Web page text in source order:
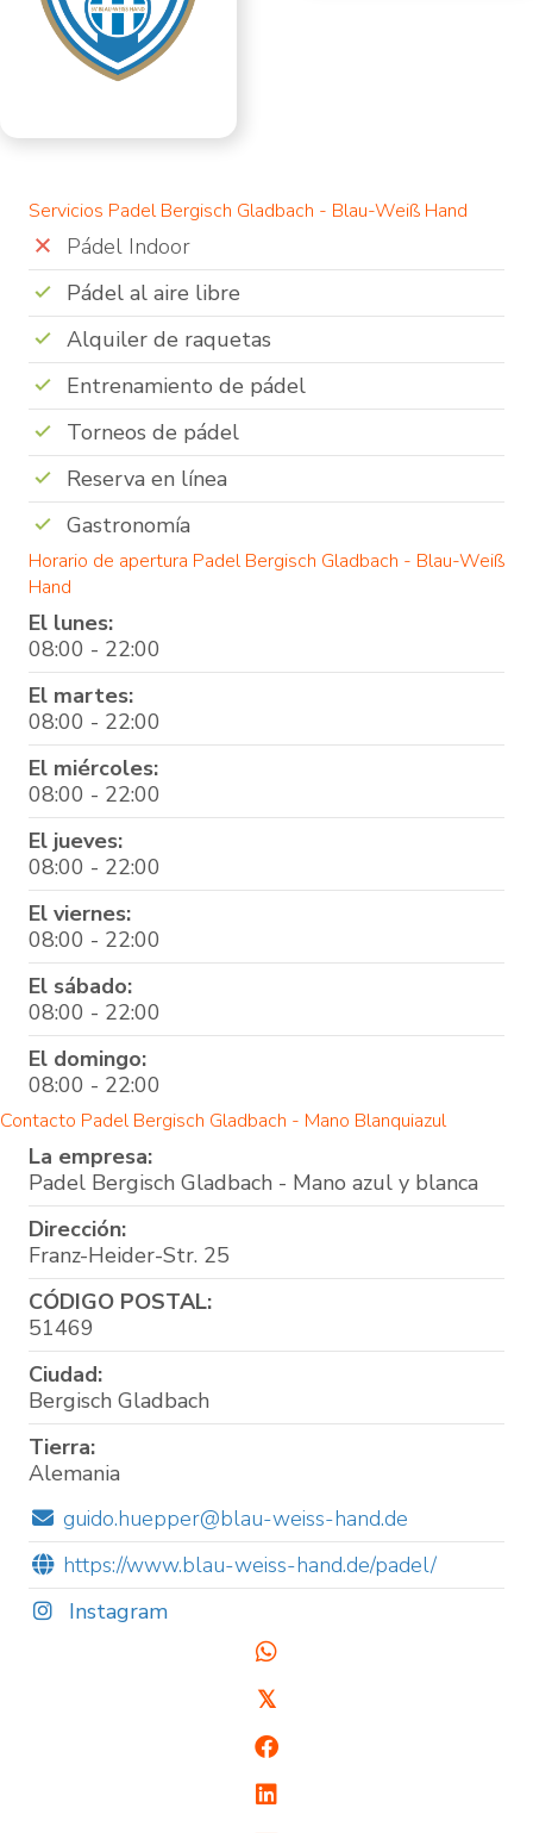
Servicios Padel Bergisch Gladbach - Blau-Weiß Hand
Pádel Indoor
Pádel al aire libre
Alquiler de raquetas
Entrenamiento de pádel
Torneos de pádel
Reserva en línea
Gastronomía
Horario de apertura Padel Bergisch Gladbach - Blau-Weiß
Hand
El lunes:
08:00 - 22:00
El martes:
08:00 - 22:00
El miércoles:
08:00 - 22:00
El jueves:
08:00 - 22:00
El viernes:
08:00 - 22:00
El sábado:
08:00 - 22:00
El domingo:
08:00 - 22:00
Contacto Padel Bergisch Gladbach - Mano Blanquiazul
La empresa:
Padel Bergisch Gladbach - Mano azul y blanca
Dirección:
Franz-Heider-Str. 25
CÓDIGO POSTAL:
51469
Ciudad:
Bergisch Gladbach
Tierra:
Alemania
guido.huepper@blau-weiss-hand.de
https://www.blau-weiss-hand.de/padel/
Instagram
𝕏